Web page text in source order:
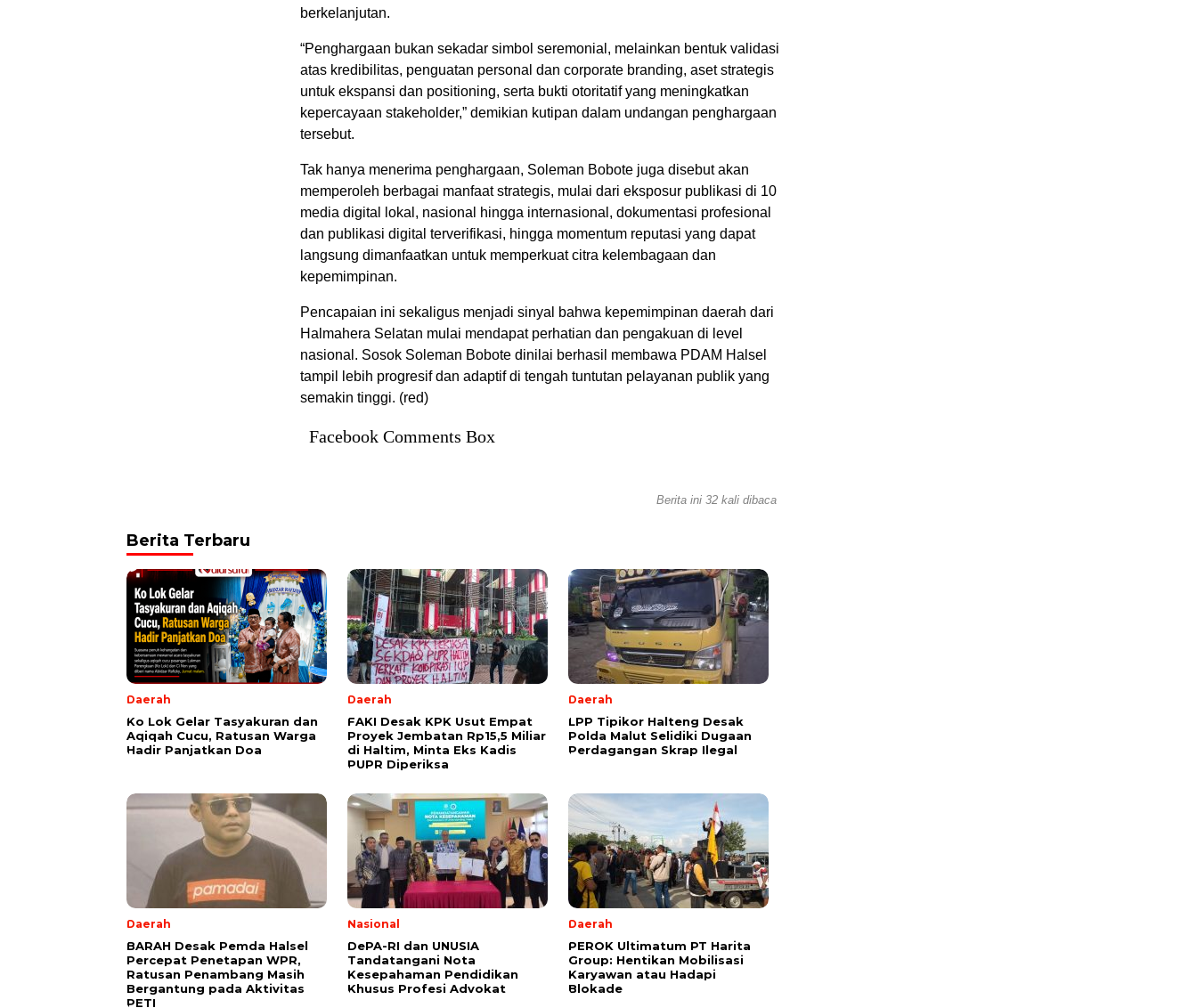
berkelanjutan.
“Penghargaan bukan sekadar simbol seremonial, melainkan bentuk validasi
atas kredibilitas, penguatan personal dan corporate branding, aset strategis
untuk ekspansi dan positioning, serta bukti otoritatif yang meningkatkan
kepercayaan stakeholder,” demikian kutipan dalam undangan penghargaan
tersebut.
Tak hanya menerima penghargaan, Soleman Bobote juga disebut akan
memperoleh berbagai manfaat strategis, mulai dari eksposur publikasi di 10
media digital lokal, nasional hingga internasional, dokumentasi profesional
dan publikasi digital terverifikasi, hingga momentum reputasi yang dapat
langsung dimanfaatkan untuk memperkuat citra kelembagaan dan
kepemimpinan.
Pencapaian ini sekaligus menjadi sinyal bahwa kepemimpinan daerah dari
Halmahera Selatan mulai mendapat perhatian dan pengakuan di level
nasional. Sosok Soleman Bobote dinilai berhasil membawa PDAM Halsel
tampil lebih progresif dan adaptif di tengah tuntutan pelayanan publik yang
semakin tinggi. (red)
Facebook Comments Box
Berita ini 32 kali dibaca
Berita Terbaru
Daerah
Ko Lok Gelar Tasyakuran dan
Aqiqah Cucu, Ratusan Warga
Hadir Panjatkan Doa
Daerah
FAKI Desak KPK Usut Empat
Proyek Jembatan Rp15,5 Miliar
di Haltim, Minta Eks Kadis
PUPR Diperiksa
Daerah
LPP Tipikor Halteng Desak
Polda Malut Selidiki Dugaan
Perdagangan Skrap Ilegal
Daerah
BARAH Desak Pemda Halsel
Percepat Penetapan WPR,
Ratusan Penambang Masih
Bergantung pada Aktivitas
PETI
Nasional
DePA-RI dan UNUSIA
Tandatangani Nota
Kesepahaman Pendidikan
Khusus Profesi Advokat
Daerah
PEROK Ultimatum PT Harita
Group: Hentikan Mobilisasi
Karyawan atau Hadapi
Blokade